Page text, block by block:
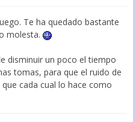
Te ha quedado bastante
molesta.
disminuir un poco el tiempo
tomas, para que el ruido de
cada cual lo hace como